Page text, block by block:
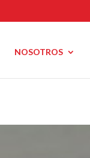
NOSOTROS